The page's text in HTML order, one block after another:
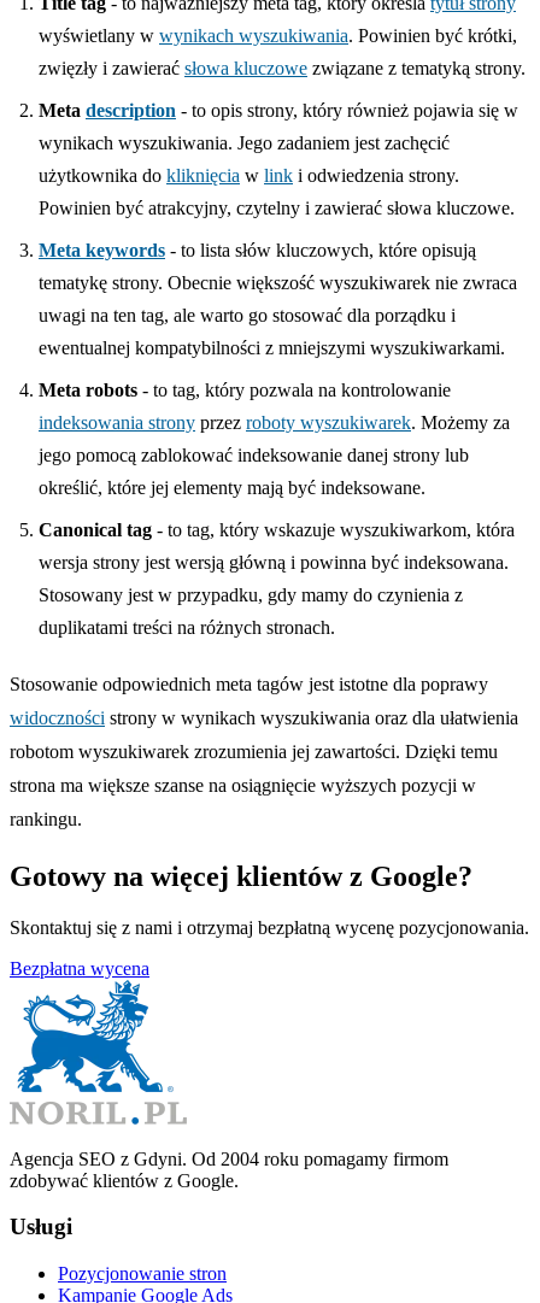
wyświetlany w wynikach wyszukiwania. Powinien być krótki,
zwięzły i zawierać słowa kluczowe związane z tematyką strony.
Meta description - to opis strony, który również pojawia się w
wynikach wyszukiwania. Jego zadaniem jest zachęcić
użytkownika do kliknięcia w link i odwiedzenia strony.
Powinien być atrakcyjny, czytelny i zawierać słowa kluczowe.
Meta keywords - to lista słów kluczowych, które opisują
tematykę strony. Obecnie większość wyszukiwarek nie zwraca
uwagi na ten tag, ale warto go stosować dla porządku i
ewentualnej kompatybilności z mniejszymi wyszukiwarkami.
Meta robots - to tag, który pozwala na kontrolowanie
indeksowania strony przez roboty wyszukiwarek. Możemy za
jego pomocą zablokować indeksowanie danej strony lub
określić, które jej elementy mają być indeksowane.
Canonical tag - to tag, który wskazuje wyszukiwarkom, która
wersja strony jest wersją główną i powinna być indeksowana.
Stosowany jest w przypadku, gdy mamy do czynienia z
duplikatami treści na różnych stronach.
Stosowanie odpowiednich meta tagów jest istotne dla poprawy
widoczności strony w wynikach wyszukiwania oraz dla ułatwienia
robotom wyszukiwarek zrozumienia jej zawartości. Dzięki temu
strona ma większe szanse na osiągnięcie wyższych pozycji w
rankingu.
Gotowy na więcej klientów z Google?
Skontaktuj się z nami i otrzymaj bezpłatną wycenę pozycjonowania.
Bezpłatna wycena
Agencja SEO z Gdyni. Od 2004 roku pomagamy firmom
zdobywać klientów z Google.
Usługi
Pozycjonowanie stron
Kampanie Google Ads